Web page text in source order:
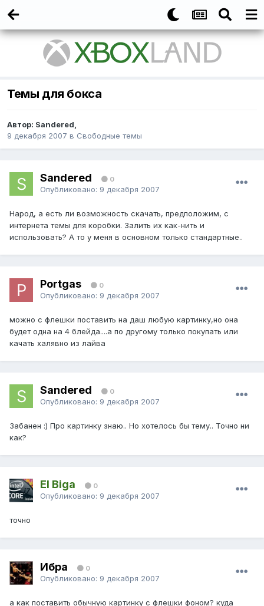
Темы для бокса
Автор: Sandered,
9 декабря 2007 в Свободные темы
Sandered 0
Опубликовано: 9 декабря 2007
Народ, а есть ли возможность скачать, предположим, с
интернета темы для коробки. Залить их как-нить и
использовать? А то у меня в основном только стандартные..
Portgas 0
Опубликовано: 9 декабря 2007
можно с флешки поставить на даш любую картинку,но она
будет одна на 4 блейда....а по другому только покупать или
качать халявно из лайва
Sandered 0
Опубликовано: 9 декабря 2007
Забанен :) Про картинку знаю.. Но хотелось бы тему.. Точно ни
как?
El Biga 0
Опубликовано: 9 декабря 2007
точно
Ибра 0
Опубликовано: 9 декабря 2007
а как поставить обычную картинку с флешки фоном? куда